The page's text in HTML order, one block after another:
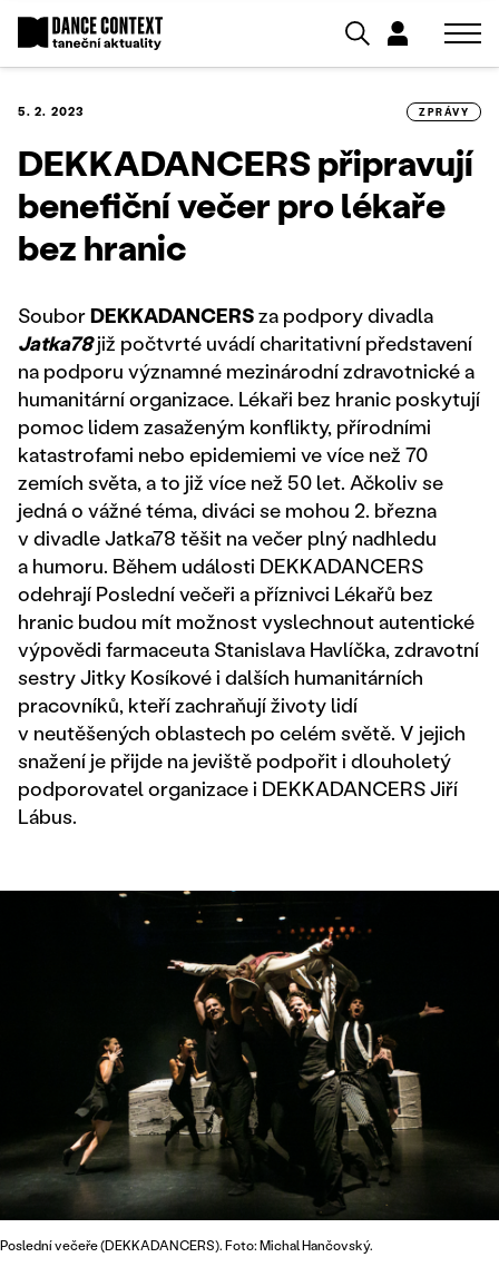
5. 2. 2023 ZPRÁVY
DEKKADANCERS připravují
benefiční večer pro lékaře
bez hranic
SouborDEKKADANCERSza podpory divadla
Jatka78již počtvrté uvádí charitativní představení
na podporu významné mezinárodní zdravotnické a
humanitární organizace. Lékaři bez hranic poskytují
pomoc lidem zasaženým konflikty, přírodními
katastrofami nebo epidemiemi ve více než 70
zemích světa, a to již více než 50 let. Ačkoliv se
jedná o vážné téma, diváci se mohou 2. března
v divadle Jatka78 těšit na večer plný nadhledu
a humoru. Během události DEKKADANCERS
odehrají Poslední večeři a příznivci Lékařů bez
hranic budou mít možnost vyslechnout autentické
výpovědi farmaceuta Stanislava Havlíčka, zdravotní
sestry Jitky Kosíkové i dalších humanitárních
pracovníků, kteří zachraňují životy lidí
v neutěšených oblastech po celém světě. V jejich
snažení je přijde na jeviště podpořit i dlouholetý
podporovatel organizace i DEKKADANCERS Jiří
Lábus.
Poslední večeře (DEKKADANCERS). Foto: Michal Hančovský.